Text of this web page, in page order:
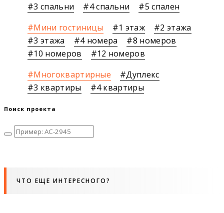
3 спальни
4 спальни
5 спален
Мини гостиницы
1 этаж
2 этажа
3 этажа
4 номера
8 номеров
10 номеров
12 номеров
Многоквартирные
Дуплекс
3 квартиры
4 квартиры
Поиск проекта
ЧТО ЕЩЕ ИНТЕРЕСНОГО?